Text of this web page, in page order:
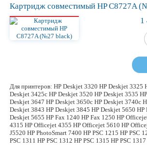
Картридж совместимый HP C8727A
1
Для принтеров: HP Deskjet 3320 HP Deskjet 3325
Deskjet 3425c HP Deskjet 3520 HP Deskjet 3535
Deskjet 3647 HP Deskjet 3650c HP Deskjet 3740c
Deskjet 3843 HP Deskjet 3845 HP Deskjet 5650 HP
Deskjet 5655 HP Fax 1240 HP Fax 1250 HP
4315 HP Officejet 4355 HP Officejet 5610 HP
J5520 HP PhotoSmart 7400 HP PSC 1215 HP PSC
PSC 1311 HP PSC 1312 HP PSC 1315 HP PSC 1317